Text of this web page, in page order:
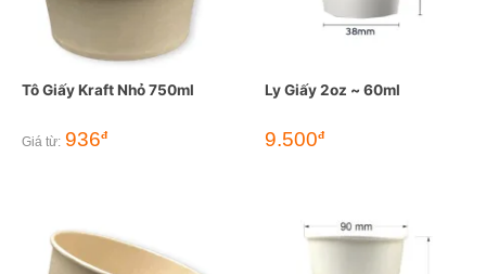
Tô Giấy Kraft Nhỏ 750ml
Giá từ: 936đ
Ly Giấy 2oz ~ 60ml
9.500đ